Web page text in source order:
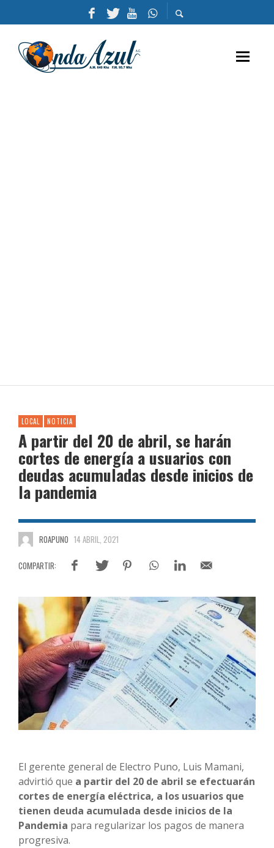
LOCAL NOTICIA
A partir del 20 de abril, se harán
cortes de energía a usuarios con
deudas acumuladas desde inicios de
la pandemia
ROAPUNO 14 ABRIL, 2021
El gerente general de Electro Puno, Luis Mamani,
advirtió que a partir del 20 de abril se efectuarán
cortes de energía eléctrica, a los usuarios que
tienen deuda acumulada desde inicios de la
Pandemia para regularizar los pagos de manera
progresiva.